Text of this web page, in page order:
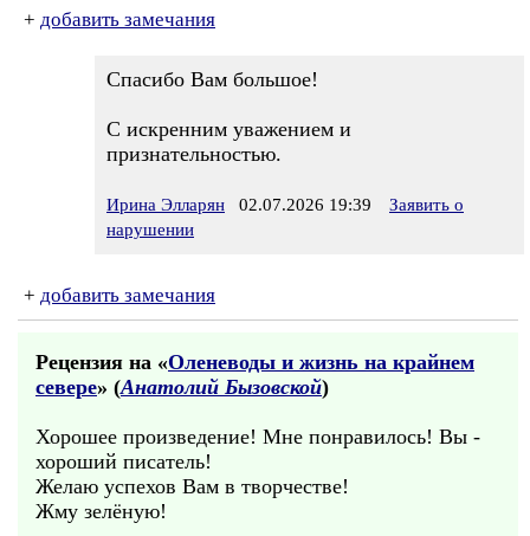
+ добавить замечания
Спасибо Вам большое!
С искренним уважением и
признательностью.
Ирина Элларян 02.07.2026 19:39
Заявить о
нарушении
+ добавить замечания
Рецензия на «Оленеводы и жизнь на крайнем
севере» (Анатолий Бызовской)
Хорошее произведение! Мне понравилось! Вы -
хороший писатель!
Желаю успехов Вам в творчестве!
Жму зелёную!